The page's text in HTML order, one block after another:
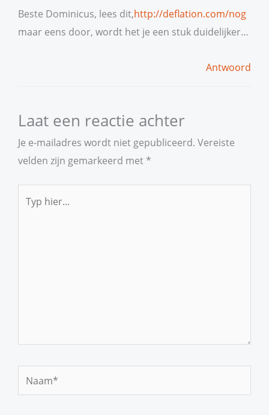
Beste Dominicus, lees dit,http://deflation.com/nog
maar eens door, wordt het je een stuk duidelijker…
Antwoord
Laat een reactie achter
Je e-mailadres wordt niet gepubliceerd. Vereiste
velden zijn gemarkeerd met *
hier...
Naam*